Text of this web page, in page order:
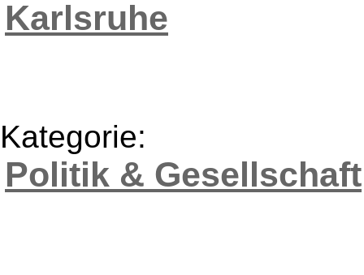
Karlsruhe
Kategorie:
Politik & Gesellschaft